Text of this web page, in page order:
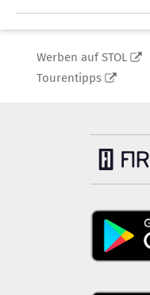
Werben auf STOL
Tourentipps